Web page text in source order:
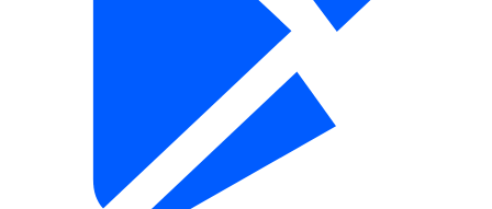
Dahua
Под заказ